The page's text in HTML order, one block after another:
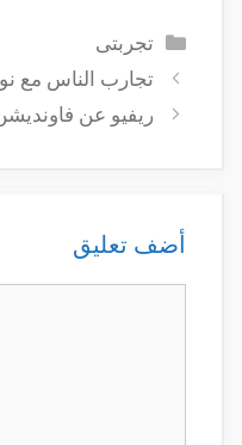
التصنيفات
تجربتى
تجارب الناس مع
ريفيو عن
أضف تعليق